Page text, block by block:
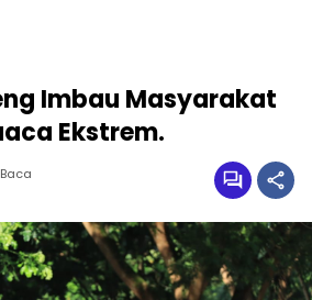
Imbau Masyarakat
Ekstrem.